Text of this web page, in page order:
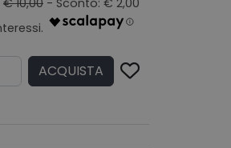
€ 10,00 - Sconto: € 2,00
ACQUISTA